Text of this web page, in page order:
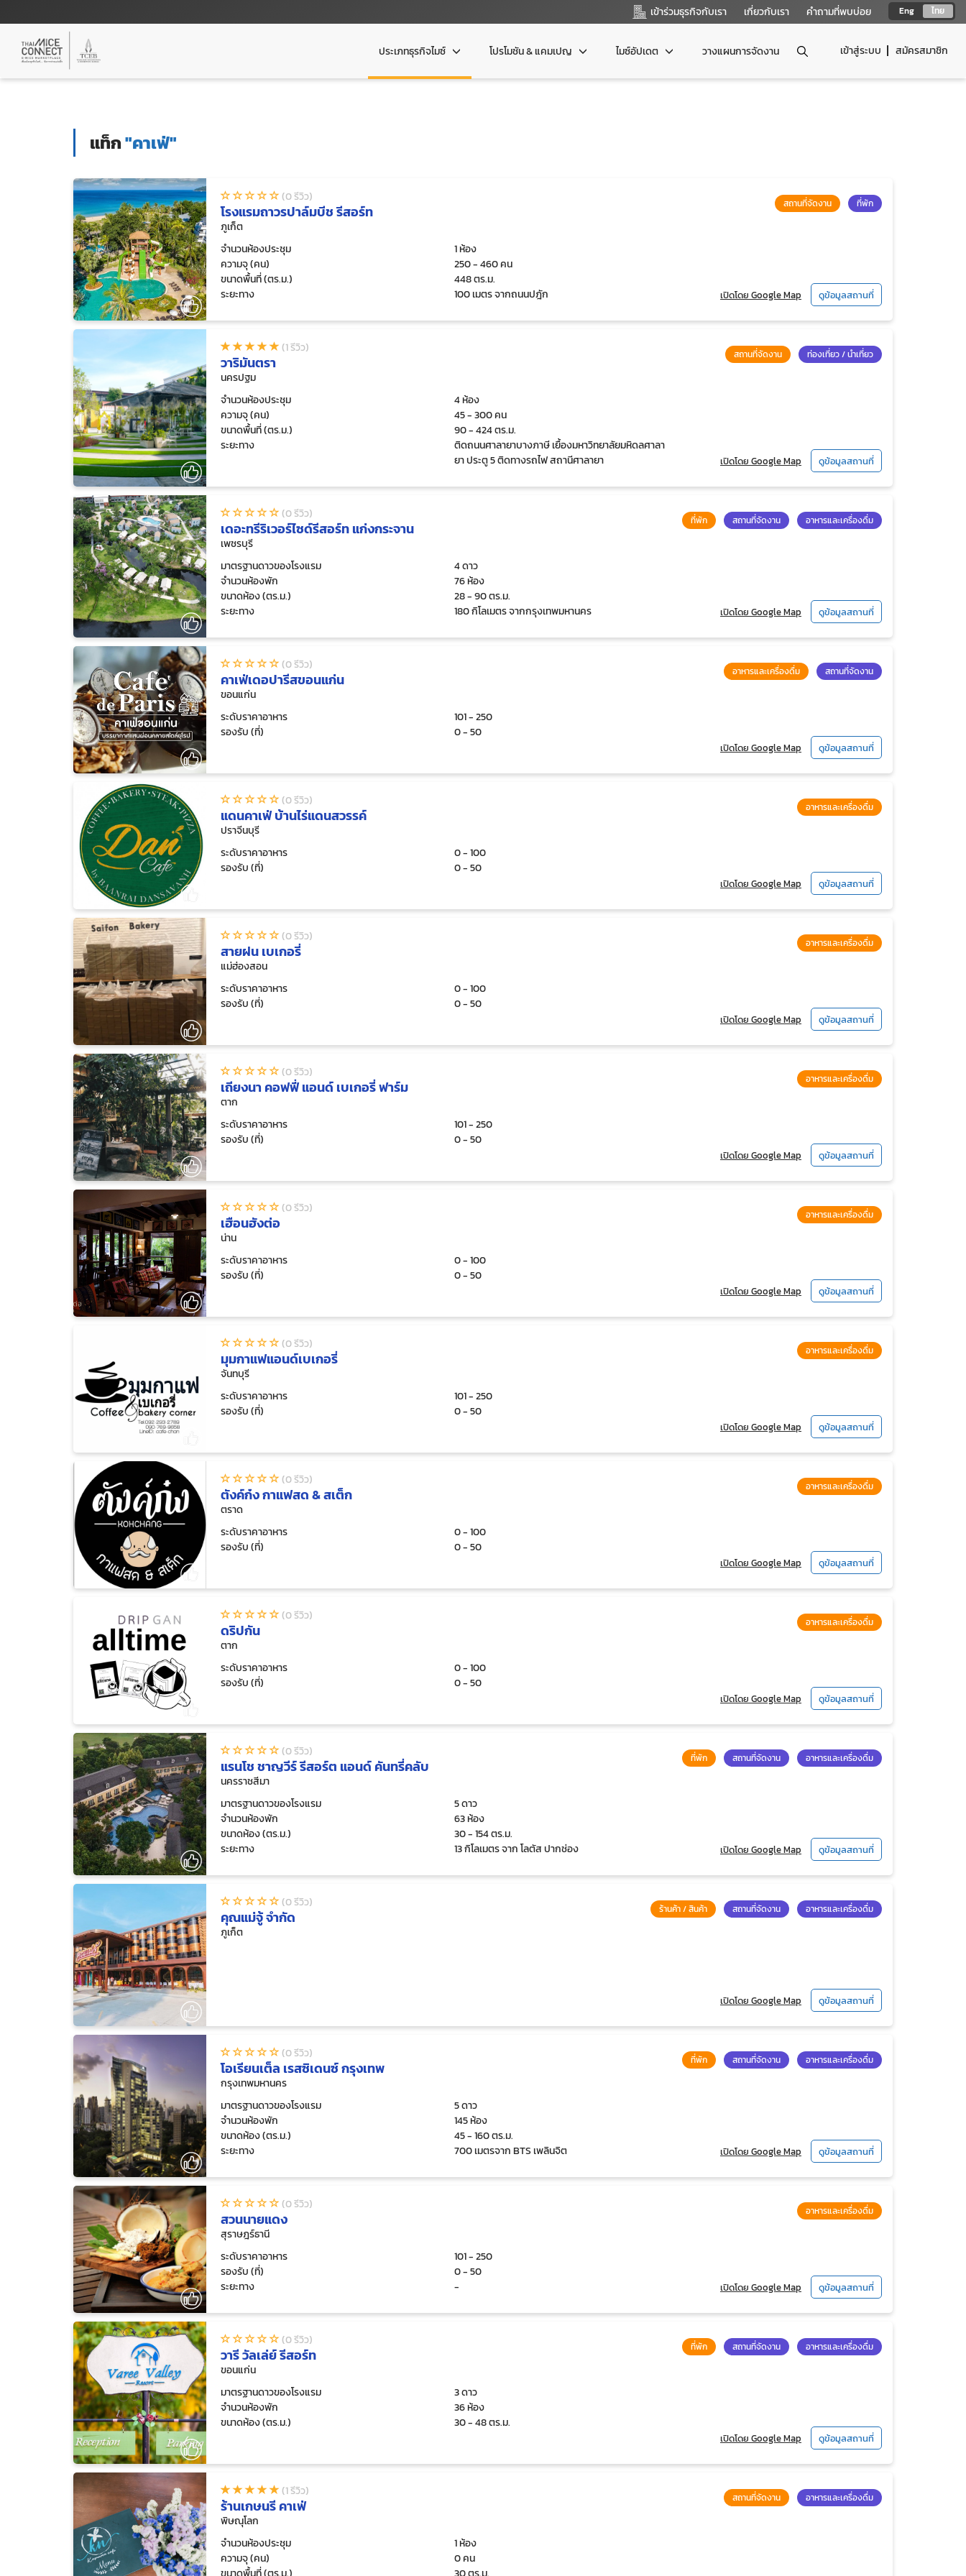
Eng ไทย
เข้าร่วมธุรกิจกับเรา เกี่ยวกับเรา คำถามที่พบบ่อย
เข้าสู่ระบบ สมัครสมาชิก
ประเภทธุรกิจไมซ์ โปรโมชัน & แคมเปญ ไมซ์อัปเดต วางแผนการจัดงาน
แท็ก"คาเฟ่"
(0 รีวิว)
โรงแรมถาวรปาล์มบีช รีสอร์ท
ภูเก็ต
สถานที่จัดงาน ที่พัก
จำนวนห้องประชุม
1 ห้อง
ความจุ (คน)
250 - 460 คน
ขนาดพื้นที่ (ตร.ม.)
448 ตร.ม.
ระยะทาง
100 เมตร จากถนนปฎัก เปิดโดย Google Map ดูข้อมูลสถานที่
(1 รีวิว)
วาริมันตรา
นครปฐม
สถานที่จัดงาน ท่องเที่ยว / นำเที่ยว
จำนวนห้องประชุม
4 ห้อง
ความจุ (คน)
45 - 300 คน
ขนาดพื้นที่ (ตร.ม.)
90 - 424 ตร.ม.
ระยะทาง
ติดถนนศาลายาบางภาษี เยื้องมหาวิทยาลัยมหิดลศาลา
ยา ประตู 5 ติดทางรถไฟ สถานีศาลายา
เปิดโดย Google Map ดูข้อมูลสถานที่
(0 รีวิว)
เดอะทรีริเวอร์ไซด์รีสอร์ท แก่งกระจาน
เพชรบุรี
ที่พัก สถานที่จัดงาน อาหารและเครื่องดื่ม
มาตรฐานดาวของโรงแรม
4 ดาว
จำนวนห้องพัก
76 ห้อง
ขนาดห้อง (ตร.ม.)
28 - 90 ตร.ม.
ระยะทาง
180 กิโลเมตร จากกรุงเทพมหานคร เปิดโดย Google Map ดูข้อมูลสถานที่
(0 รีวิว)
คาเฟ่เดอปารีสขอนแก่น
ขอนแก่น
อาหารและเครื่องดื่ม สถานที่จัดงาน
ระดับราคาอาหาร
101 - 250
รองรับ (ที่)
0 - 50
เปิดโดย Google Map ดูข้อมูลสถานที่
(0 รีวิว)
แดนคาเฟ่ บ้านไร่แดนสวรรค์
ปราจีนบุรี
อาหารและเครื่องดื่ม
ระดับราคาอาหาร
0 - 100
รองรับ (ที่)
0 - 50
เปิดโดย Google Map ดูข้อมูลสถานที่
(0 รีวิว)
สายฝน เบเกอรี่
แม่ฮ่องสอน
อาหารและเครื่องดื่ม
ระดับราคาอาหาร
0 - 100
รองรับ (ที่)
0 - 50
เปิดโดย Google Map ดูข้อมูลสถานที่
(0 รีวิว)
เถียงนา คอฟฟี่ แอนด์ เบเกอรี่ ฟาร์ม
ตาก
อาหารและเครื่องดื่ม
ระดับราคาอาหาร
101 - 250
รองรับ (ที่)
0 - 50
เปิดโดย Google Map ดูข้อมูลสถานที่
(0 รีวิว)
เฮือนฮังต่อ
น่าน
อาหารและเครื่องดื่ม
ระดับราคาอาหาร
0 - 100
รองรับ (ที่)
0 - 50
เปิดโดย Google Map ดูข้อมูลสถานที่
(0 รีวิว)
มุมกาแฟแอนด์เบเกอรี่
จันทบุรี
อาหารและเครื่องดื่ม
ระดับราคาอาหาร
101 - 250
รองรับ (ที่)
0 - 50
เปิดโดย Google Map ดูข้อมูลสถานที่
(0 รีวิว)
ตังค์ก๋ง กาแฟสด & สเต็ก
ตราด
อาหารและเครื่องดื่ม
ระดับราคาอาหาร
0 - 100
รองรับ (ที่)
0 - 50
เปิดโดย Google Map ดูข้อมูลสถานที่
(0 รีวิว)
ดริปกัน
ตาก
อาหารและเครื่องดื่ม
ระดับราคาอาหาร
0 - 100
รองรับ (ที่)
0 - 50
เปิดโดย Google Map ดูข้อมูลสถานที่
(0 รีวิว)
แรนโช ชาญวีร์ รีสอร์ต แอนด์ คันทรี่คลับ
นครราชสีมา
ที่พัก สถานที่จัดงาน อาหารและเครื่องดื่ม
มาตรฐานดาวของโรงแรม
5 ดาว
จำนวนห้องพัก
63 ห้อง
ขนาดห้อง (ตร.ม.)
30 - 154 ตร.ม.
ระยะทาง
13 กิโลเมตร จาก โลตัส ปากช่อง เปิดโดย Google Map ดูข้อมูลสถานที่
(0 รีวิว)
คุณแม่จู้ จำกัด
ภูเก็ต
ร้านค้า / สินค้า สถานที่จัดงาน อาหารและเครื่องดื่ม
เปิดโดย Google Map ดูข้อมูลสถานที่
(0 รีวิว)
โอเรียนเต็ล เรสซิเดนซ์ กรุงเทพ
กรุงเทพมหานคร
ที่พัก สถานที่จัดงาน อาหารและเครื่องดื่ม
มาตรฐานดาวของโรงแรม
5 ดาว
จำนวนห้องพัก
145 ห้อง
ขนาดห้อง (ตร.ม.)
45 - 160 ตร.ม.
ระยะทาง
700 เมตรจาก BTS เพลินจิต เปิดโดย Google Map ดูข้อมูลสถานที่
(0 รีวิว)
สวนนายแดง
สุราษฎร์ธานี
อาหารและเครื่องดื่ม
ระดับราคาอาหาร
101 - 250
รองรับ (ที่)
0 - 50
ระยะทาง
- เปิดโดย Google Map ดูข้อมูลสถานที่
(0 รีวิว)
วารี วัลเล่ย์ รีสอร์ท
ขอนแก่น
ที่พัก สถานที่จัดงาน อาหารและเครื่องดื่ม
มาตรฐานดาวของโรงแรม
3 ดาว
จำนวนห้องพัก
36 ห้อง
ขนาดห้อง (ตร.ม.)
30 - 48 ตร.ม.
เปิดโดย Google Map ดูข้อมูลสถานที่
(1 รีวิว)
ร้านเกษนรี คาเฟ่
พิษณุโลก
สถานที่จัดงาน อาหารและเครื่องดื่ม
จำนวนห้องประชุม
1 ห้อง
ความจุ (คน)
0 คน